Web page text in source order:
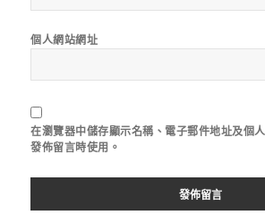
個人網站網址
在瀏覽器中儲存顯示名稱、電子郵件地址及個
發佈留言時使用。